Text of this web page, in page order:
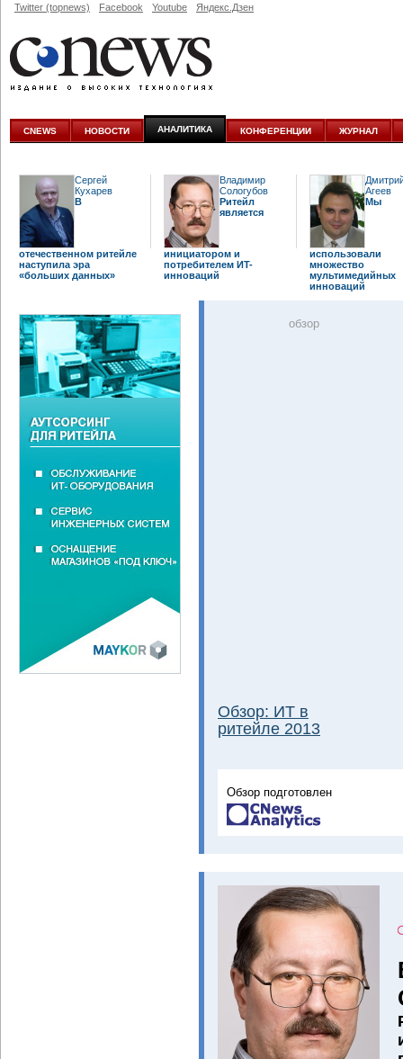
Twitter (topnews) Facebook Youtube Яндекс.Дзен
CNEWS НОВОСТИ АНАЛИТИКА КОНФЕРЕНЦИИ ЖУРНАЛ
Сергей
Кухарев
В
отечественном ритейле
наступила эра
«больших данных»
Владимир
Сологубов
Ритейл
является
инициатором и
потребителем ИT-
инноваций
Агеев
Мы
использовали
множество
мультимедийных
инноваций
oбзор
Обзор: ИТ в
ритейле 2013
Обзор подготовлен